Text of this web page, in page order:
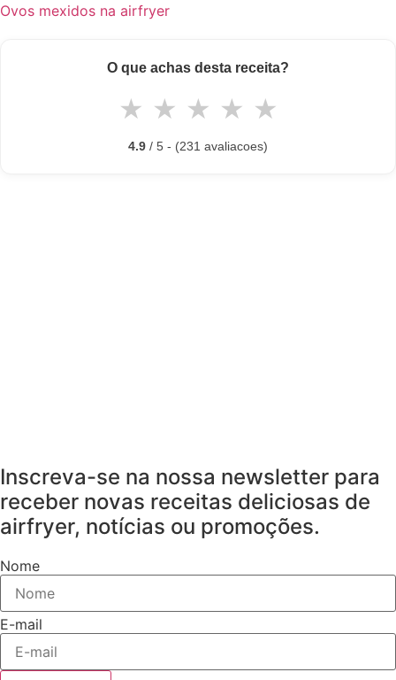
Ovos mexidos na airfryer
O que achas desta receita?
★ ★ ★ ★ ★
4.9 / 5 - (231 avaliacoes)
Inscreva-se na nossa newsletter para
receber novas receitas deliciosas de
airfryer, notícias ou promoções.
Nome
E-mail